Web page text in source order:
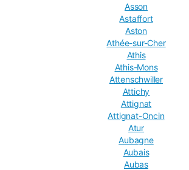
Asson
Astaffort
Aston
Athée-sur-Cher
Athis
Athis-Mons
Attenschwiller
Attichy
Attignat
Attignat-Oncin
Atur
Aubagne
Aubais
Aubas